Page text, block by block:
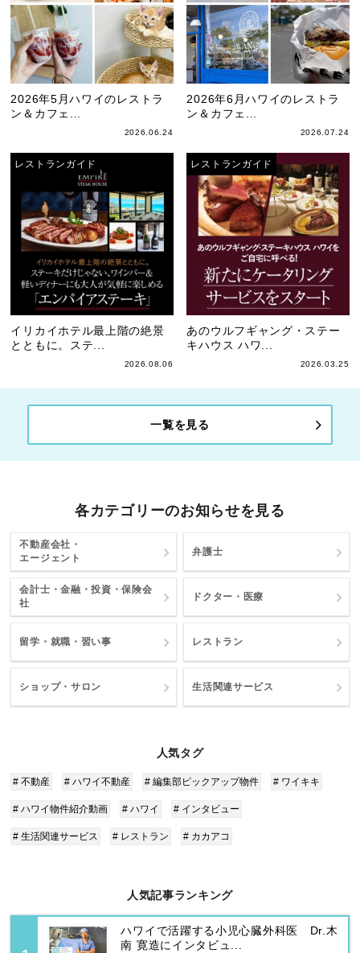
2026年5月ハワイのレストラ
ン＆カフェ...
2026.06.24
2026年6月ハワイのレストラ
ン＆カフェ...
2026.07.24
レストランガイド
イリカイホテル最上階の絶景
とともに。ステ...
2026.08.06
レストランガイド
あのウルフギャング・ステー
キハウス ハワ...
2026.03.25
一覧を見る
各カテゴリーのお知らせを見る
不動産会社・
エージェント
弁護士
会計士・金融・投資・保険会
社
ドクター・医療
留学・就職・習い事 レストラン
ショップ・サロン 生活関連サービス
人気タグ
# 不動産 # ハワイ不動産 # 編集部ピックアップ物件 # ワイキキ
# ハワイ物件紹介動画 # ハワイ # インタビュー
# 生活関連サービス # レストラン # カカアコ
人気記事ランキング
ハワイで活躍する小児心臓外科医 Dr.木
南 寛造にインタビュ...